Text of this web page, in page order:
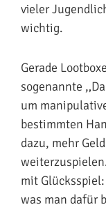
vieler
wichtig.
Gerade
sogenannte
um
bestimmten
dazu, mehr
mit
was man dafür